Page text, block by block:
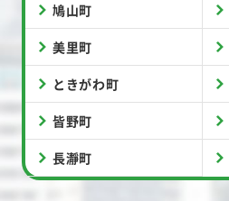
鳩山町
美里町
ときがわ町
皆野町
長瀞町